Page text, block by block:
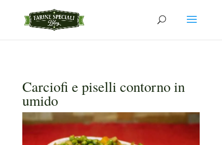
Carciofi e piselli contorno in
umido